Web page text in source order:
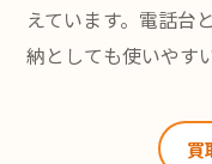
えています。電話台
納としても使いやす
買